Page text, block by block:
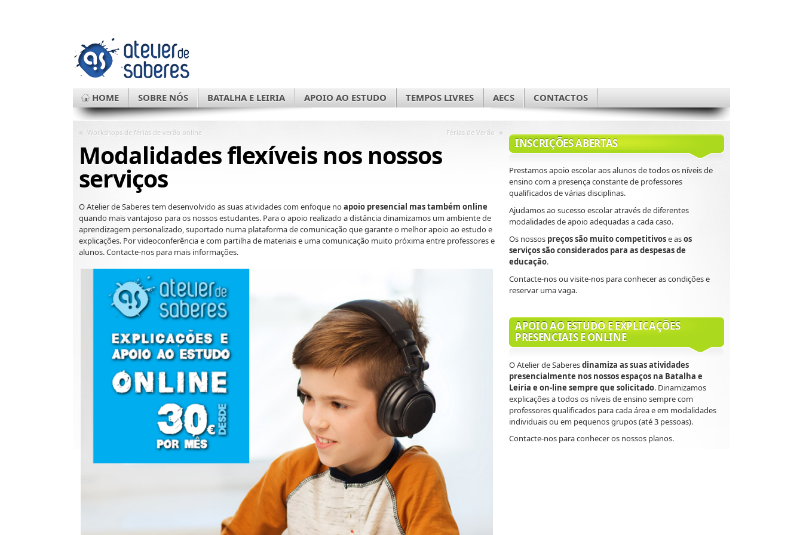
HOME SOBRE NÓS BATALHA E LEIRIA APOIO AO ESTUDO TEMPOS LIVRES AECS CONTACTOS
« Workshops de férias de verão online Férias de Verão »
Modalidades flexíveis nos nossos
serviços
O Atelier de Saberes tem desenvolvido as suas atividades com enfoque noapoio presencial mas também online
quando mais vantajoso para os nossos estudantes. Para o apoio realizado a distância dinamizamos um ambiente de
aprendizagem personalizado, suportado numa plataforma de comunicação que garante o melhor apoio ao estudo e
explicações. Por videoconferência e com partilha de materiais e uma comunicação muito próxima entre professores e
alunos. Contacte-nos para mais informações.
INSCRIÇÕES ABERTAS
Prestamos apoio escolar aos alunos de todos os níveis de
ensino com a presença constante de professores
qualificados de várias disciplinas.
Ajudamos ao sucesso escolar através de diferentes
modalidades de apoio adequadas a cada caso.
Os nossos preços são muito competitivose asos
serviços são considerados para as despesas de
educação.
Contacte-nos ou visite-nos para conhecer as condições e
reservar uma vaga.
APOIO AO ESTUDO E EXPLICAÇÕES
PRESENCIAIS E ONLINE
O Atelier de Saberesdinamiza as suas atividades
presencialmente nos nossos espaços na Batalha e
Leiria e on-line sempre que solicitado. Dinamizamos
explicações a todos os níveis de ensino sempre com
professores qualificados para cada área e em modalidades
individuais ou em pequenos grupos (até 3 pessoas).
Contacte-nos para conhecer os nossos planos.